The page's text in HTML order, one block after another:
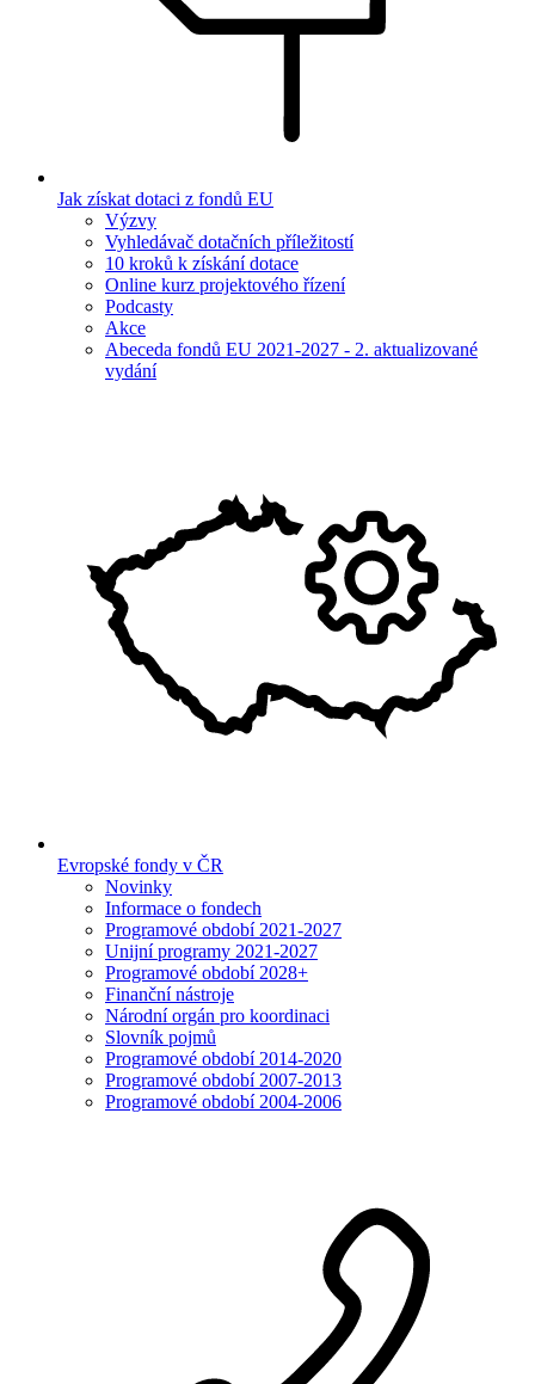
Jak získat dotaci z fondů EU
Výzvy
Vyhledávač dotačních příležitostí
10 kroků k získání dotace
Online kurz projektového řízení
Podcasty
Akce
Abeceda fondů EU 2021-2027 - 2. aktualizované
vydání
Evropské fondy v ČR
Novinky
Informace o fondech
Programové období 2021-2027
Unijní programy 2021-2027
Programové období 2028+
Finanční nástroje
Národní orgán pro koordinaci
Slovník pojmů
Programové období 2014-2020
Programové období 2007-2013
Programové období 2004-2006